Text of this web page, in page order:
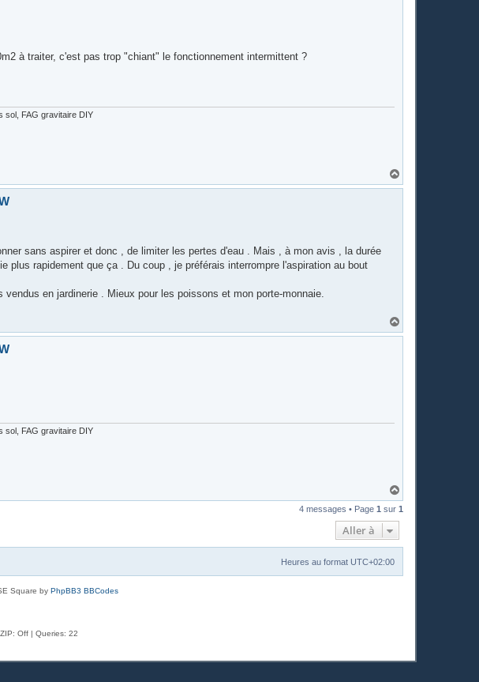
à traiter, c'est pas trop "chiant" le fonctionnement intermittent ?
sol, FAG gravitaire DIY
a
sans aspirer et donc , de limiter les pertes d'eau . Mais , à mon avis , la durée
plus rapidement que ça . Du coup , je préférais interrompre l'aspiration au bout
en jardinerie . Mieux pour les poissons et mon porte-monnaie.
a
sol, FAG gravitaire DIY
a
u
4 messages • Page 1 sur 1
Aller à
Heures au format UTC+02:00
Square by PhpBB3 BBCodes
Off | Queries: 22